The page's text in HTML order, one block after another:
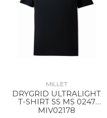
MILLET
DRYGRID ULTRALIGHT
T-SHIRT SS MS 0247
BLACK - NOIR
MIV02178